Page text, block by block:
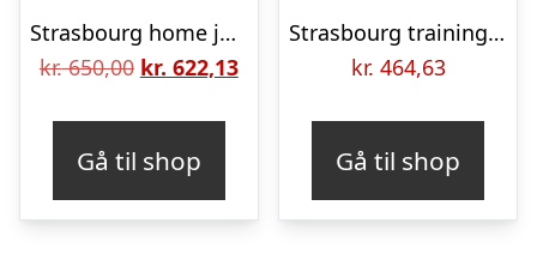
Strasbourg home jersey 2023/24 – mens-L
kr.650,00 Den
var:
kr. 650,00.
kr. 622,13Den
kr. 622,13.
Gå til shop
Strasbourg training jersey 2022/23 – by adidas-L
kr. 464,63
Gå til shop